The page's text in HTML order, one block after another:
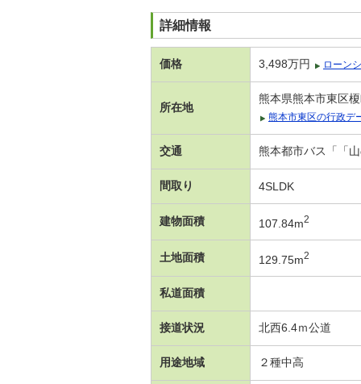
詳細情報
価格 3,498万円 ローン
所在地
熊本県熊本市東区
熊本市東区の行政デ
交通 熊本都市バス「「
間取り 4SLDK
建物面積 107.84m2
土地面積 129.75m2
私道面積
接道状況 北西6.4ｍ公道
用途地域 ２種中高